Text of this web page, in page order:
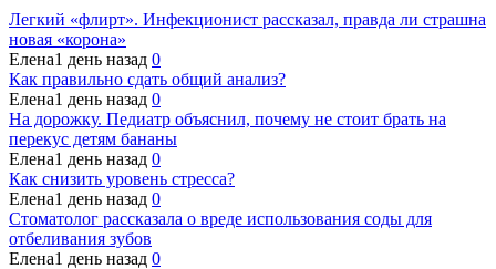
Легкий «флирт». Инфекционист рассказал, правда ли страшна
новая «корона»
Елена1 день назад 0
Как правильно сдать общий анализ?
Елена1 день назад 0
На дорожку. Педиатр объяснил, почему не стоит брать на
перекус детям бананы
Елена1 день назад 0
Как снизить уровень стресса?
Елена1 день назад 0
Стоматолог рассказала о вреде использования соды для
отбеливания зубов
Елена1 день назад 0